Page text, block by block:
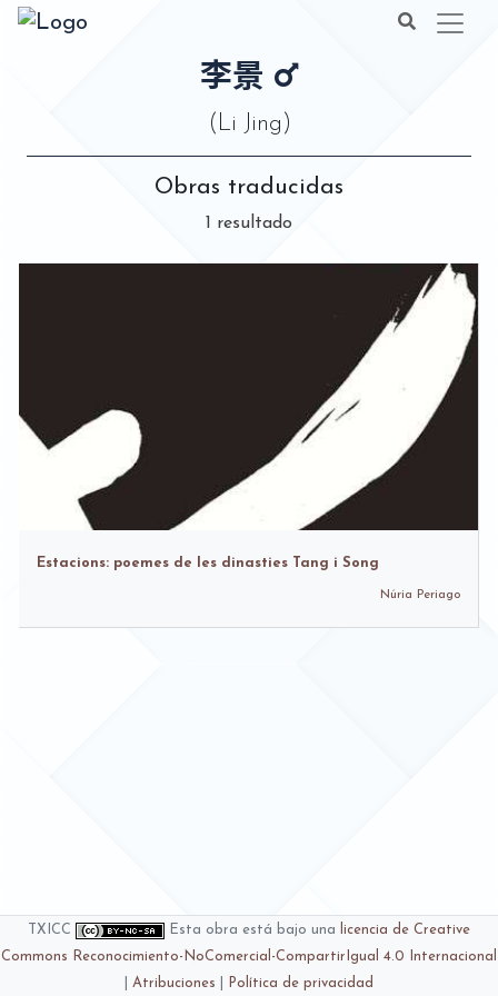
李景
(Li Jing)
Obras traducidas
1 resultado
Estacions: poemes de les dinasties Tang i Song
Núria Periago
TXICC Esta obra está bajo una
licencia de Creative
Commons Reconocimiento-NoComercial-CompartirIgual 4.0 Internacional
Atribuciones Política de privacidad